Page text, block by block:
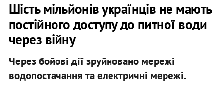
Шість мільйонів українців не мають
постійного доступу до питної води
через війну
Через бойові дії зруйновано мережі
водопостачання та електричні мережі.